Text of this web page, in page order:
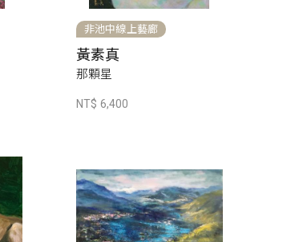
非池中線上藝廊
黃素真
那顆星
NT$ 6,400